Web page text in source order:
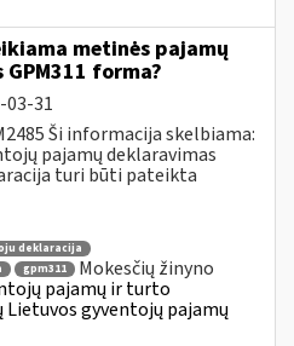
metinės pajamų
forma?
03-31
Ši informacija skelbiama:
pajamų deklaravimas
turi būti pateikta
deklaracija
gpm311
Mokesčių žinyno
pajamų ir turto
gyventojų pajamų